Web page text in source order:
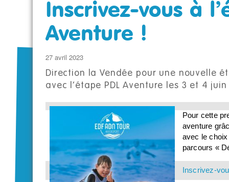
Inscrivez-vous à
Aventure !
27 avril 2023
Direction la Vendée pour une nouvelle
avec l’étape PDL Aventure les 3 et 4
Pour cette
aventure
avec le
parcours «
Inscrivez-